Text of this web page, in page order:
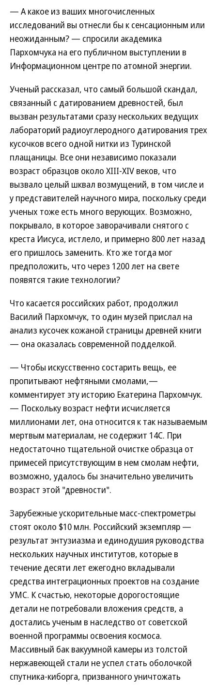
— А какое из ваших многочисленных
исследований вы отнесли бы к сенсационным или
неожиданным? — спросили академика
Пархомчука на его публичном выступлении в
Информационном центре по атомной энергии.
Ученый рассказал, что самый большой скандал,
связанный с датированием древностей, был
вызван результатами сразу нескольких ведущих
лабораторий радиоуглеродного датирования трех
кусочков всего одной нитки из Туринской
плащаницы. Все они независимо показали
возраст образцов около XIII-XIV веков, что
вызвало целый шквал возмущений, в том числе и
у представителей научного мира, поскольку среди
ученых тоже есть много верующих. Возможно,
покрывало, в которое заворачивали снятого с
креста Иисуса, истлело, и примерно 800 лет назад
его пришлось заменить. Кто же тогда мог
предположить, что через 1200 лет на свете
появятся такие технологии?
Что касается российских работ, продолжил
Василий Пархомчук, то один музей прислал на
анализ кусочек кожаной страницы древней книги
— она оказалась современной подделкой.
— Чтобы искусственно состарить вещь, ее
пропитывают нефтяными смолами,—
комментирует эту историю Екатерина Пархомчук.
— Поскольку возраст нефти исчисляется
миллионами лет, она относится к так называемым
мертвым материалам, не содержит 14С. При
недостаточно тщательной очистке образца от
примесей присутствующим в нем смолам нефти,
возможно, удалось бы значительно увеличить
возраст этой "древности".
Зарубежные ускорительные масс-спектрометры
стоят около $10 млн. Российский экземпляр —
результат энтузиазма и единодушия руководства
нескольких научных институтов, которые в
течение десяти лет ежегодно вкладывали
средства интеграционных проектов на создание
УМС. К счастью, некоторые дорогостоящие
детали не потребовали вложения средств, а
достались ученым в наследство от советской
военной программы освоения космоса.
Массивный бак вакуумной камеры из толстой
нержавеющей стали не успел стать оболочкой
спутника-киборга, призванного уничтожать